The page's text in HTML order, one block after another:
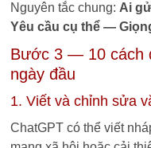
Nguyên tắc chung: Ai
Yêu cầu cụ thể —
Bước 3 — 10 cách
ngày đầu
1. Viết và chỉnh sửa
ChatGPT có thể viết